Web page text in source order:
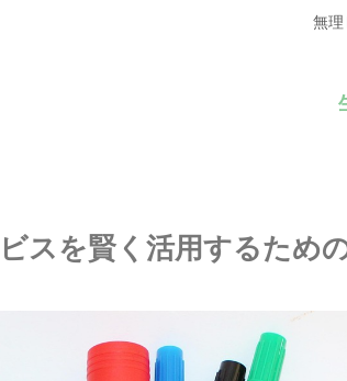
無理
スを賢く活用するため